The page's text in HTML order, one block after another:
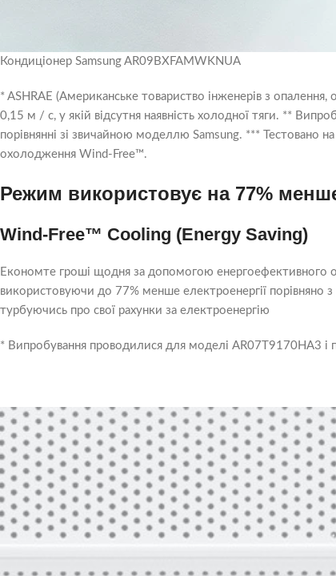
Кондиціонер Samsung AR09BXFAMWKNUA
* ASHRAE (Американське товариство інженерів з
0,15 м / с, у якій відсутня наявність холодної тяги. **
порівнянні зі звичайною моделлю Samsung. ***
охолодження Wind-Free™.
Режим використовує на 77%
Wind-Free™ Cooling (Energy Saving)
Економте гроші щодня за допомогою енергоефективного
використовуючи до 77% менше електроенергії
турбуючись про свої рахунки за електроенергію
* Випробування проводилися для моделі AR07T9170HA3